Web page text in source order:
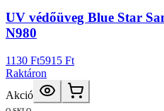
UV védőüveg Blue Star
N980
1130 Ft5915 Ft
Raktáron
Akció